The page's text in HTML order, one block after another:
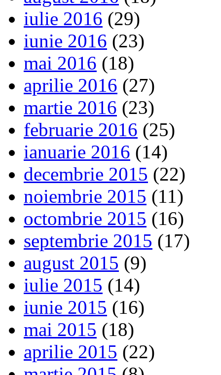
iulie 2016 (29)
iunie 2016 (23)
mai 2016 (18)
aprilie 2016 (27)
martie 2016 (23)
februarie 2016 (25)
ianuarie 2016 (14)
decembrie 2015 (22)
noiembrie 2015 (11)
octombrie 2015 (16)
septembrie 2015 (17)
august 2015 (9)
iulie 2015 (14)
iunie 2015 (16)
mai 2015 (18)
aprilie 2015 (22)